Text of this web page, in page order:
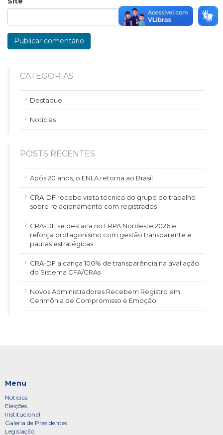
CATEGORIAS
Destaque
Notícias
POSTS RECENTES
Após 20 anos, o ENLA retorna ao Brasil
CRA-DF recebe visita técnica do grupo de trabalho
sobre relacionamento com registrados
CRA-DF se destaca no ERPA Nordeste 2026 e
reforça protagonismo com gestão transparente e
pautas estratégicas
CRA-DF alcança 100% de transparência na avaliação
do Sistema CFA/CRAs
Novos Administradores Recebem Registro em
Cerimônia de Compromisso e Emoção
Menu
Notícias
Eleições
Institucional
Galeria de Presidentes
Legislação